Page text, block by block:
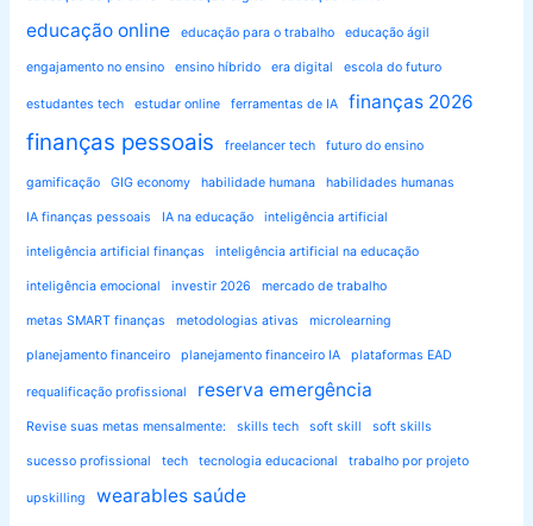
educação online educação para o trabalho educação ágil
engajamento no ensino ensino híbrido era digital escola do futuro
estudantes tech estudar online ferramentas de IA finanças 2026
finanças pessoais freelancer tech futuro do ensino
gamificação GIG economy habilidade humana habilidades humanas
IA finanças pessoais IA na educação inteligência artificial
inteligência artificial finanças inteligência artificial na educação
inteligência emocional investir 2026 mercado de trabalho
metas SMART finanças metodologias ativas microlearning
planejamento financeiro planejamento financeiro IA plataformas EAD
requalificação profissional reserva emergência
Revise suas metas mensalmente: skills tech soft skill soft skills
sucesso profissional tech tecnologia educacional trabalho por projeto
upskilling wearables saúde